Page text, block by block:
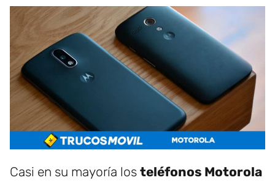
Casi en su mayoría los teléfonos Motorola